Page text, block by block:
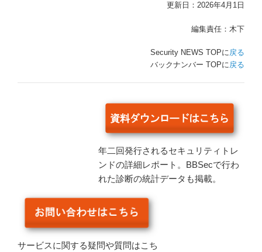
更新日：2026年4月1日
編集責任：木下
Security NEWS TOPに戻る
バックナンバー TOPに戻る
年二回発行されるセキュリティトレ
ンドの詳細レポート。BBSecで行わ
れた診断の統計データも掲載。
サービスに関する疑問や質問はこち